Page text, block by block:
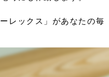
レックス」があなたの毎